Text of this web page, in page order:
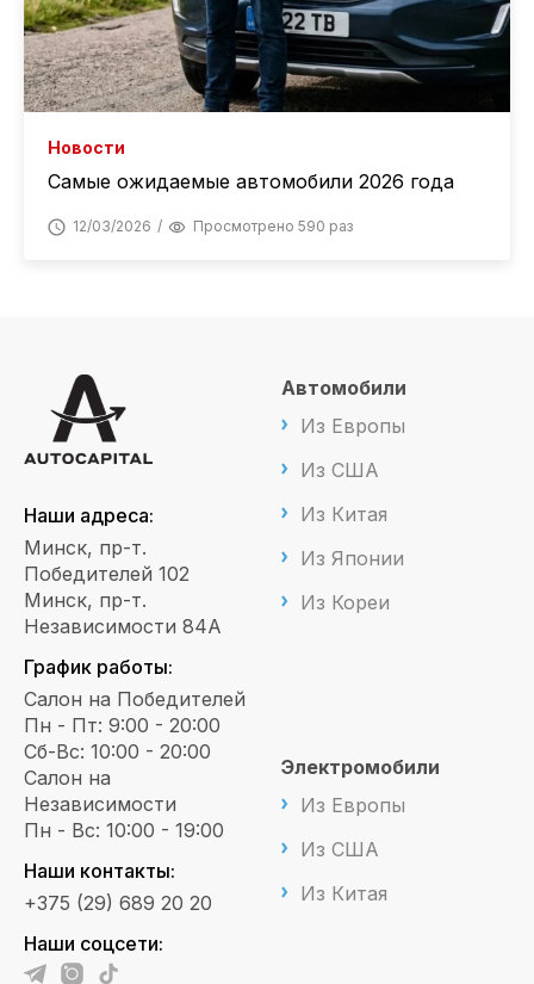
Новости
Самые ожидаемые автомобили 2026 года
12/03/2026 Просмотрено 590 раз
Наши адреса:
Минск, пр-т.
Победителей 102
Минск, пр-т.
Независимости 84А
График работы:
Салон на Победителей
Пн - Пт: 9:00 - 20:00
Сб-Вс: 10:00 - 20:00
Салон на
Независимости
Пн - Вс: 10:00 - 19:00
Наши контакты:
+375 (29) 689 20 20
Наши соцсети:
Автомобили
Из Европы
Из США
Из Китая
Из Японии
Из Кореи
Электромобили
Из Европы
Из США
Из Китая